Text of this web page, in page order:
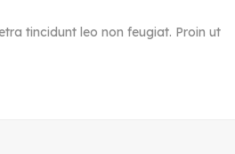
tincidunt leo non feugiat. Proin ut